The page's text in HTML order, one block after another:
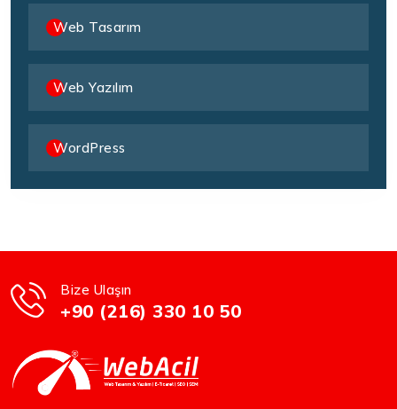
Web Tasarım
Web Yazılım
WordPress
Bize Ulaşın
+90 (216) 330 10 50